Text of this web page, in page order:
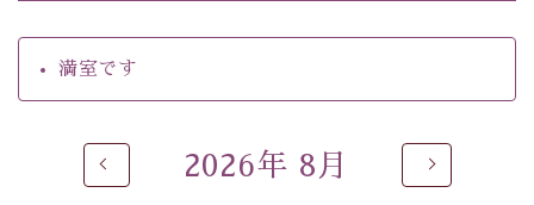
ご了承のほどお願いいたします。
眺望はございませんが、源泉掛け流しの温泉の質を楽し
貸切温泉風呂
です。ゆったりといやされるプライベー
満室です
2026年 8月